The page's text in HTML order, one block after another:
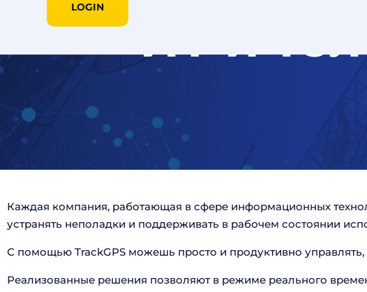
LOGIN
ИТ и
Каждая компания, работающая в сфере информационных
устранять неполадки и поддерживать в рабочем состоянии
С помощью TrackGPS можешь просто и продуктивно управлять,
Реализованные решения позволяют в режиме реального